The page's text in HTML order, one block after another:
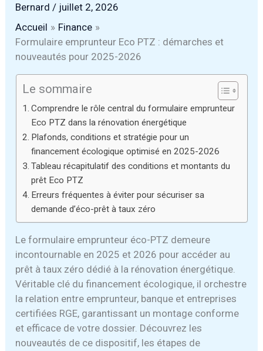
Bernard/ juillet 2, 2026
Accueil
Finance
Formulaire emprunteur Eco PTZ : démarches et
nouveautés pour 2025-2026
Le sommaire
Comprendre le rôle central du formulaire emprunteur
Eco PTZ dans la rénovation énergétique
Plafonds, conditions et stratégie pour un
financement écologique optimisé en 2025-2026
Tableau récapitulatif des conditions et montants du
prêt Eco PTZ
Erreurs fréquentes à éviter pour sécuriser sa
demande d’éco-prêt à taux zéro
Le formulaire emprunteur éco-PTZ demeure
incontournable en 2025 et 2026 pour accéder au
prêt à taux zéro dédié à la rénovation énergétique.
Véritable clé du financement écologique, il orchestre
la relation entre emprunteur, banque et entreprises
certifiées RGE, garantissant un montage conforme
et efficace de votre dossier. Découvrez les
nouveautés de ce dispositif, les étapes de